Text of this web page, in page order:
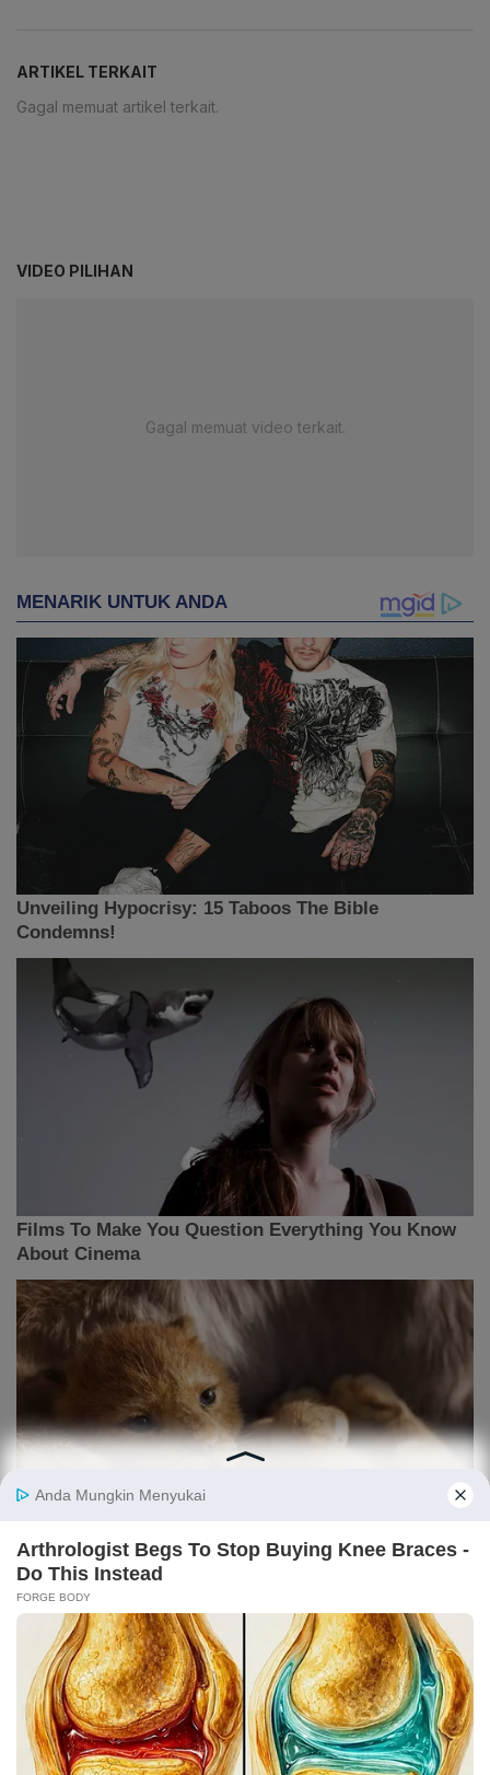
ARTIKEL TERKAIT
Gagal memuat artikel terkait.
VIDEO PILIHAN
Gagal memuat video terkait.